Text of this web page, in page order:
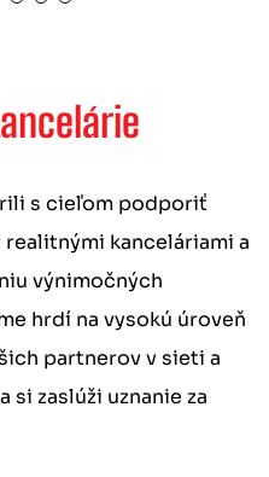
s cieľom podporiť
kanceláriami a
výnimočných
hrdí na vysokú úroveň
partnerov v sieti a
si zaslúži uznanie za